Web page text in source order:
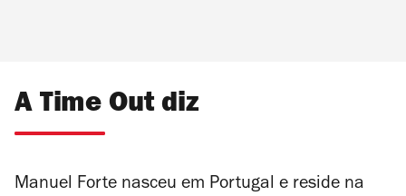
A Time Out diz
Manuel Forte nasceu em Portugal e reside na